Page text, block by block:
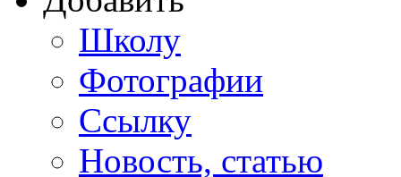
Школу
Фотографии
Ссылку
Новость, статью